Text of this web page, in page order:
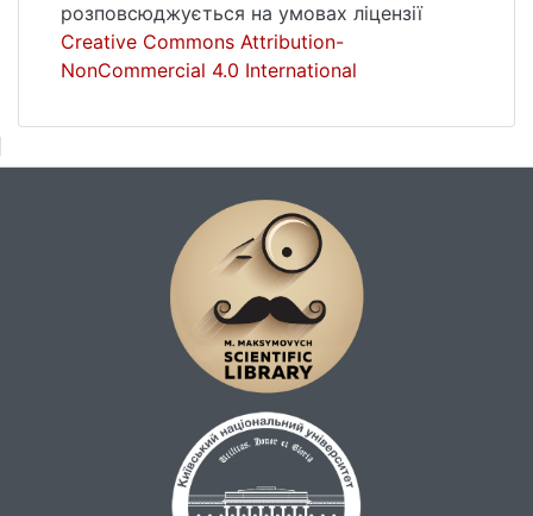
розповсюджується на умовах ліцензії
Creative Commons Attribution-
NonCommercial 4.0 International